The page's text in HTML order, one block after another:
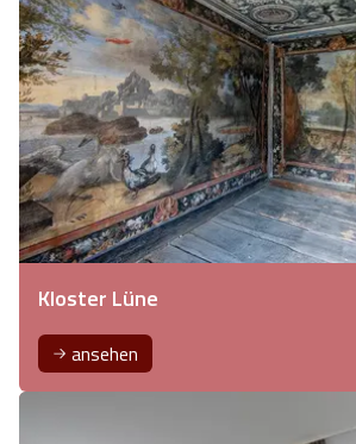
Kloster Lüne
ansehen